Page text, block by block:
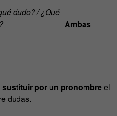
dudo? / ¿Qué
Ambas
sustituir por un pronombreel
dudas.